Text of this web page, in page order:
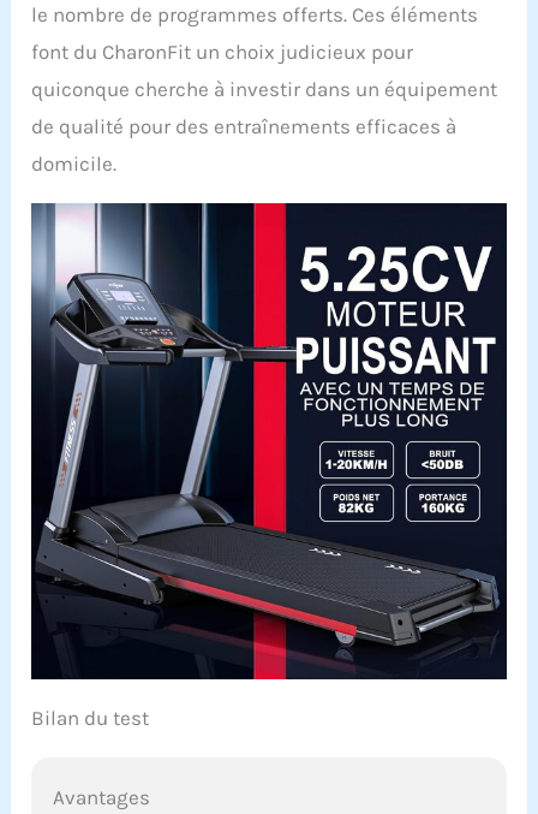
le nombre de programmes offerts. Ces éléments
font du CharonFit un choix judicieux pour
quiconque cherche à investir dans un équipement
de qualité pour des entraînements efficaces à
domicile.
Bilan du test
Avantages